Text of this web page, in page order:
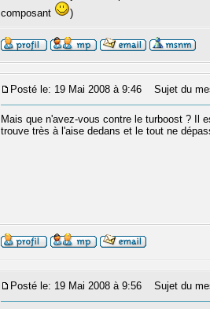
composant
)
Posté le: 19 Mai 2008 à 9:46 Sujet du
Mais que n'avez-vous contre le turboost ? Il
trouve très à l'aise dedans et le tout ne
Posté le: 19 Mai 2008 à 9:56 Sujet du